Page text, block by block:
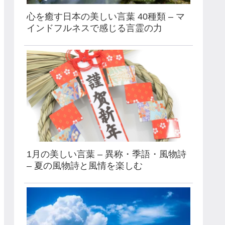
心を癒す日本の美しい言葉 40種類 – マ
インドフルネスで感じる言霊の力
1月の美しい言葉 – 異称・季語・風物詩
– 夏の風物詩と風情を楽しむ